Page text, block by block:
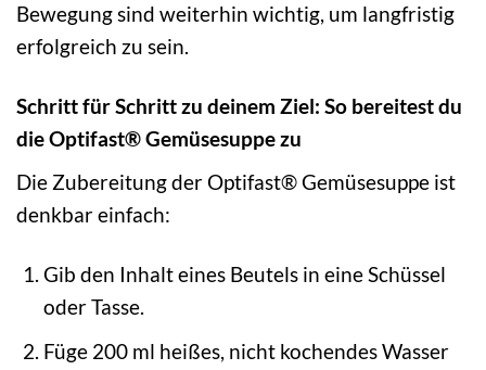
Bewegung sind weiterhin wichtig, um langfristig
erfolgreich zu sein.
Schritt für Schritt zu deinem Ziel: So bereitest du
die Optifast® Gemüsesuppe zu
Die Zubereitung der Optifast® Gemüsesuppe ist
denkbar einfach:
Gib den Inhalt eines Beutels in eine Schüssel
oder Tasse.
Füge 200 ml heißes, nicht kochendes Wasser